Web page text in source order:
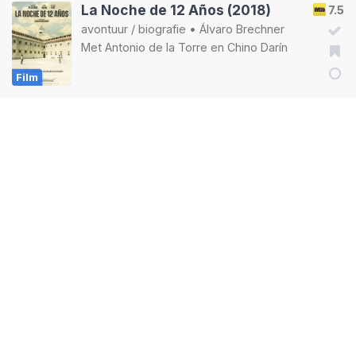
Film
7.5
La Noche de 12 Años (2018)
avontuur / biografie • Álvaro Brechner
Met Antonio de la Torre en Chino Darín